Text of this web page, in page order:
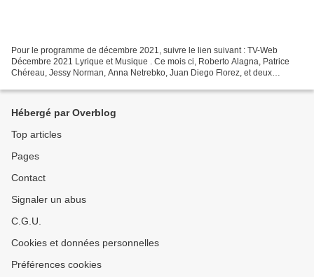
Pour le programme de décembre 2021, suivre le lien suivant : TV-Web
Décembre 2021 Lyrique et Musique . Ce mois ci, Roberto Alagna, Patrice
Chéreau, Jessy Norman, Anna Netrebko, Juan Diego Florez, et deux
Hébergé par Overblog
Top articles
Pages
Contact
Signaler un abus
C.G.U.
Cookies et données personnelles
Préférences cookies